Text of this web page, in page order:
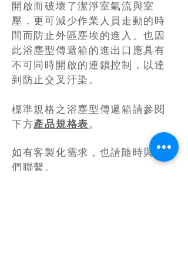
開啟而破壞了潔淨室氣流與室
壓，更可減少作業人員走動的時
間而防止外區塵埃的進入。也因
此浴塵型傳遞箱的進出口應具有
不可同時開啟的連鎖控制，以達
到防止交叉汙染。
​標準規格之浴塵型傳遞箱請參閱
下方產品規格表。
如有客製化需求，也請隨時與我
們聯繫。